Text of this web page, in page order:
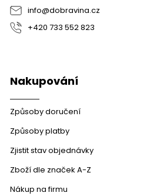
info@dobravina.cz
+420 733 552 823
Nakupování
Způsoby doručení
Způsoby platby
Zjistit stav objednávky
Zboží dle značek A-Z
Nákup na firmu